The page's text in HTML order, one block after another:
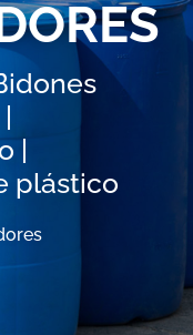
|
plástico